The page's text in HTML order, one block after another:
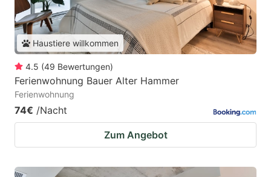
Haustiere willkommen
4.5 (49 Bewertungen)
Ferienwohnung Bauer Alter Hammer
Ferienwohnung
74€ /Nacht
Zum Angebot